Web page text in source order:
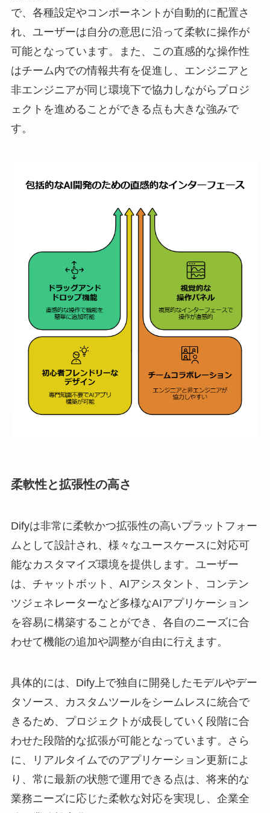
で、各種設定やコンポーネントが自動的に配置さ
れ、ユーザーは自分の意思に沿って柔軟に操作が
可能となっています。また、この直感的な操作性
はチーム内での情報共有を促進し、エンジニアと
非エンジニアが同じ環境下で協力しながらプロジ
ェクトを進めることができる点も大きな強みで
す。
柔軟性と拡張性の高さ
Difyは非常に柔軟かつ拡張性の高いプラットフォー
ムとして設計され、様々なユースケースに対応可
能なカスタマイズ環境を提供します。ユーザー
は、チャットボット、AIアシスタント、コンテン
ツジェネレーターなど多様なAIアプリケーション
を容易に構築することができ、各自のニーズに合
わせて機能の追加や調整が自由に行えます。
具体的には、Dify上で独自に開発したモデルやデー
タソース、カスタムツールをシームレスに統合で
きるため、プロジェクトが成長していく段階に合
わせた段階的な拡張が可能となっています。さら
に、リアルタイムでのアプリケーション更新によ
り、常に最新の状態で運用できる点は、将来的な
業務ニーズに応じた柔軟な対応を実現し、企業全